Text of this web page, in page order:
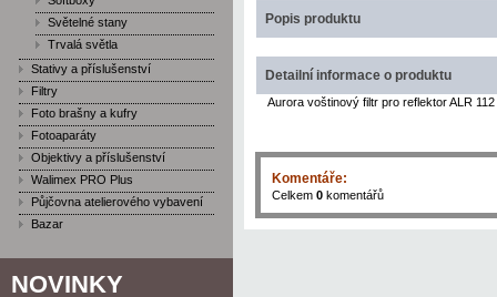
Světelné stany
Trvalá světla
Stativy a příslušenství
Filtry
Foto brašny a kufry
Fotoaparáty
Objektivy a příslušenství
Walimex PRO Plus
Půjčovna atelierového vybavení
Bazar
NOVINKY
Popis produktu
Detailní informace o produktu
Aurora voštinový filtr pro reflektor ALR 112
Komentáře:
Celkem 0 komentářů